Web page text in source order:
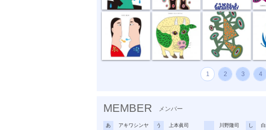
話し合い オハヨーゴザ... 噂の出所 風
1 2 3 4
MEMBER メンバー
あ アキワシンヤ う 上本眞司 川野隆司 し